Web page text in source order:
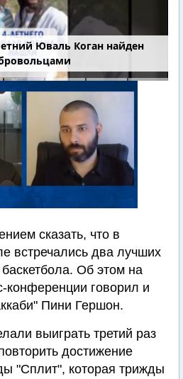
Юваль Коган найден
сказать, что в
встречались два лучших
Об этом на
конференции говорил и
Пини Гершон.
выиграть третий раз
достижение
"Сплит", которая трижды